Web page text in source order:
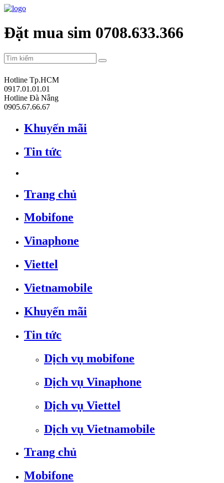
Đặt mua sim 0708.633.366
Hotline Tp.HCM
0917.01.01.01
Hotline Đà Nẵng
0905.67.66.67
Khuyến mãi
Tin tức
Trang chủ
Mobifone
Vinaphone
Viettel
Vietnamobile
Khuyến mãi
Tin tức
Dịch vụ mobifone
Dịch vụ Vinaphone
Dịch vụ Viettel
Dịch vụ Vietnamobile
Trang chủ
Mobifone